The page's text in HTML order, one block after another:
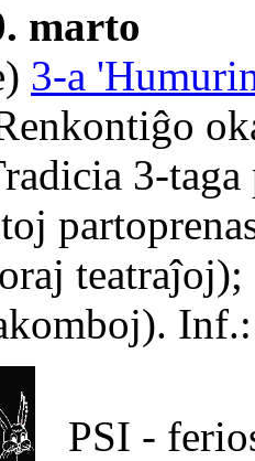
marto
3-a
3-
PSI -